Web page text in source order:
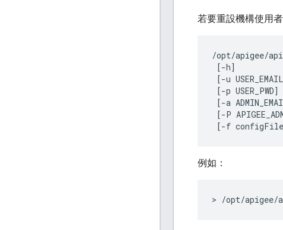
若要重設機構使用
/opt/apigee/
[-h]
[-u
[-p USER_PWD]
[-a
[-P
[-f
例如：
> /opt/apigee/